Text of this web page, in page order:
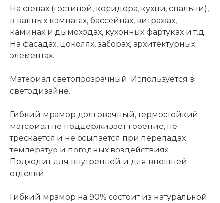
На стенах (гостиной, коридора, кухни, спальни),
в ванных комнатах, бассейнах, витражах,
каминах и дымоходах, кухонных фартуках и т.д.
На фасадах, цоколях, заборах, архитектурных
элементах.
Материал светопрозрачный. Используется в
светодизайне.
Гибкий мрамор долговечный, термостойкий
материал не поддерживает горение, не
трескается и не осыпается при перепадах
температур и погодных воздействиях.
Подходит для внутренней и для внешней
отделки.
Гибкий мрамор на 90% состоит из натуральной